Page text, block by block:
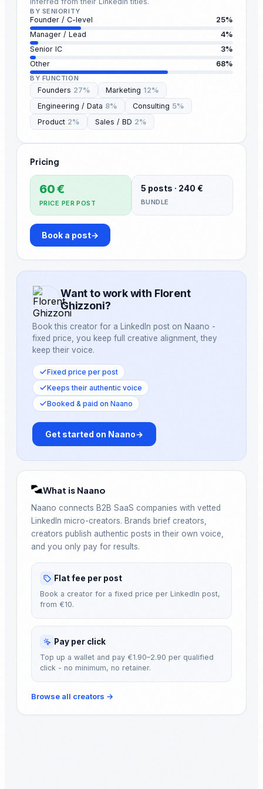
BY SENIORITY
Founder / C-level 25%
Manager / Lead
4%
Senior IC
3%
Other
68%
BY FUNCTION
Founders 27% Marketing 12%
Engineering / Data 8% Consulting 5%
Product 2% Sales / BD 2%
Pricing
60 €
PRICE PER POST
5 posts · 240 €
BUNDLE
Book a post→
Want to work with Florent
Ghizzoni?
Book this creator for a LinkedIn post on Naano -
fixed price, you keep full creative alignment, they
keep their voice.
Fixed price per post
Keeps their authentic voice
Booked & paid on Naano
Get started on Naano→
What is Naano
Naano connects B2B SaaS companies with vetted
LinkedIn micro-creators. Brands brief creators,
creators publish authentic posts in their own voice,
and you only pay for results.
Flat fee per post
Book a creator for a fixed price per LinkedIn post,
from €10.
Pay per click
Top up a wallet and pay €1.90–2.90 per qualified
click - no minimum, no retainer.
Browse all creators →